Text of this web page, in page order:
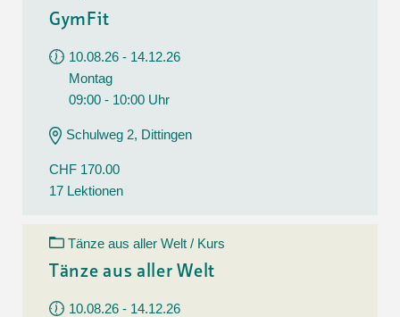
GymFit
10.08.26 - 14.12.26
Montag
09:00 - 10:00 Uhr
Schulweg 2, Dittingen
CHF 170.00
17 Lektionen
Tänze aus aller Welt / Kurs
Tänze aus aller Welt
10.08.26 - 14.12.26